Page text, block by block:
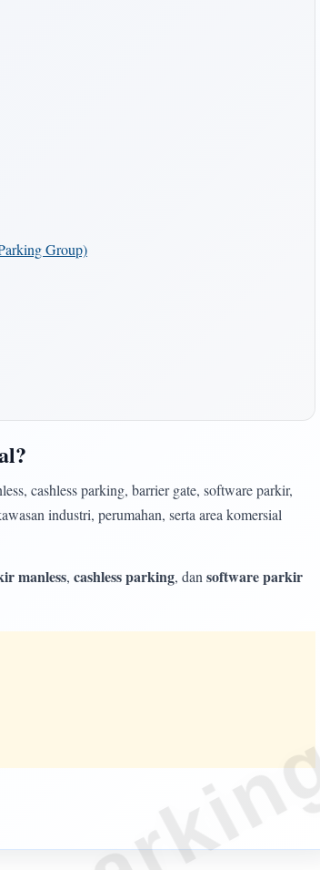
Group)
cashless parking, barrier gate, software parkir,
industri, perumahan, serta area komersial
manless, cashless parking, dan software parkir